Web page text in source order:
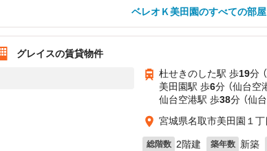
ベレオＫ美田園のすべての部
グレイスの賃貸物件
杜せきのした駅 歩19分
美田園駅 歩6分 （仙台空
仙台空港駅 歩38分 （仙
宮城県名取市美田園１丁
総階数 2階建 築年数 新築